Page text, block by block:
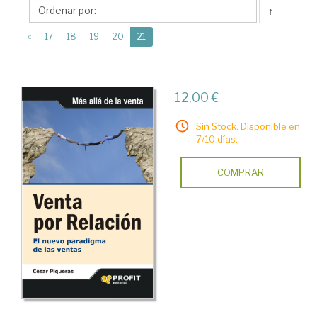
Profit
Editorial
↑
« 17 18 19 20 21
12,00 €
Sin Stock. Disponible en
7/10 días.
COMPRAR